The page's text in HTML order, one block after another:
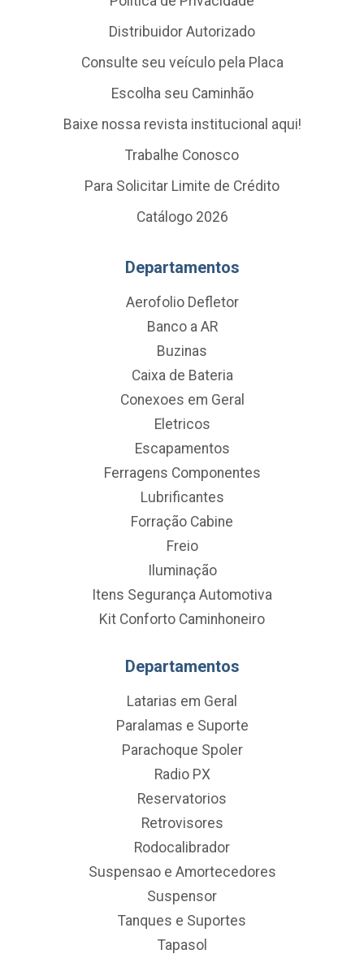
Distribuidor Autorizado
Consulte seu veículo pela Placa
Escolha seu Caminhão
Baixe nossa revista institucional aqui!
Trabalhe Conosco
Para Solicitar Limite de Crédito
Catálogo 2026
Departamentos
Aerofolio Defletor
Banco a AR
Buzinas
Caixa de Bateria
Conexoes em Geral
Eletricos
Escapamentos
Ferragens Componentes
Lubrificantes
Forração Cabine
Freio
Iluminação
Itens Segurança Automotiva
Kit Conforto Caminhoneiro
Departamentos
Latarias em Geral
Paralamas e Suporte
Parachoque Spoler
Radio PX
Reservatorios
Retrovisores
Rodocalibrador
Suspensao e Amortecedores
Suspensor
Tanques e Suportes
Tapasol